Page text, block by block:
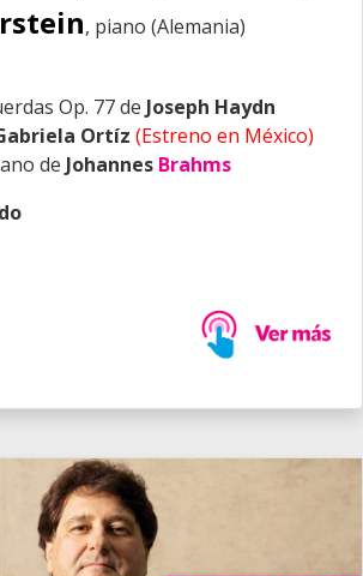
, piano (Alemania)
Op. 77 de Joseph Haydn
Ortíz (Estreno en México)
de Johannes Brahms